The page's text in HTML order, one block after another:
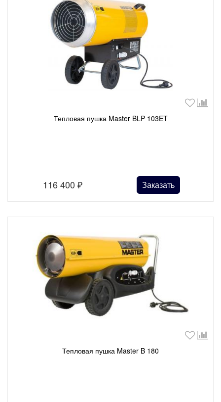
Тепловая пушка Master BLP 103ET
116 400₽ Заказать
Тепловая пушка Master B 180